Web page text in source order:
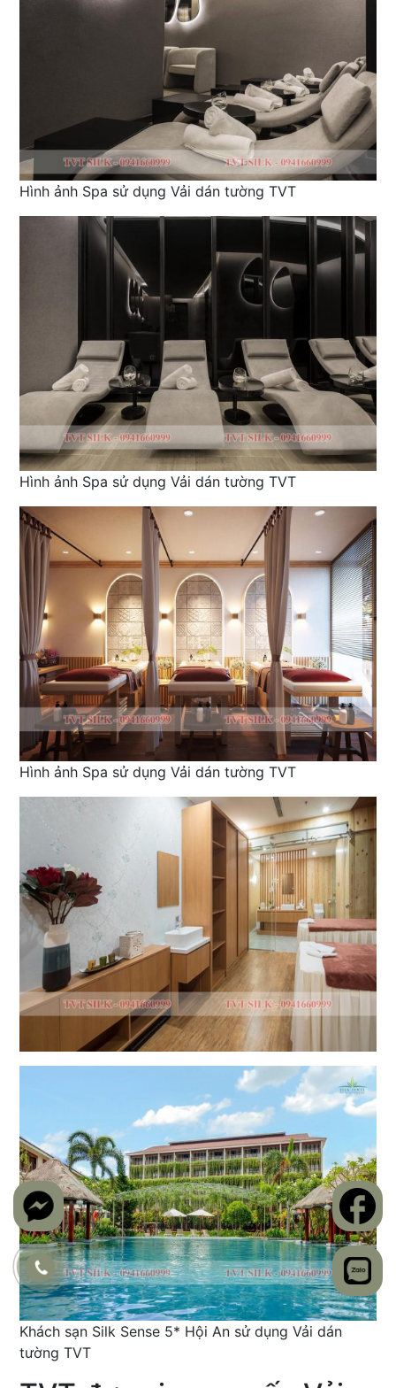
Hình ảnh Spa sử dụng Vải dán tường TVT
Hình ảnh Spa sử dụng Vải dán tường TVT
Hình ảnh Spa sử dụng Vải dán tường TVT
Khách sạn Silk Sense 5* Hội An sử dụng Vải dán
tường TVT